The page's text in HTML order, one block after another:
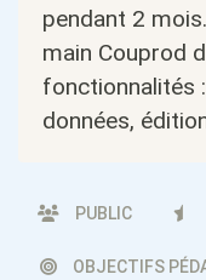
pendant 2
main Couprod
fonctionnalités
données,
PUBLIC
OBJECTIFS